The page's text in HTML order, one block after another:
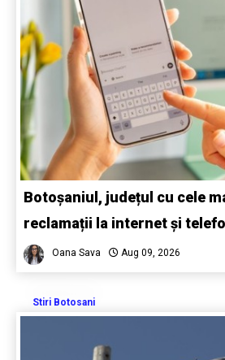
Botoșaniul, județul cu cele
reclamații la internet și
Oana Sava Aug 09, 2026
Stiri Botosani